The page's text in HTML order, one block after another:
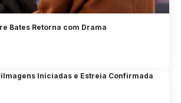
Bates Retorna com Drama
Iniciadas e Estreia Confirmada